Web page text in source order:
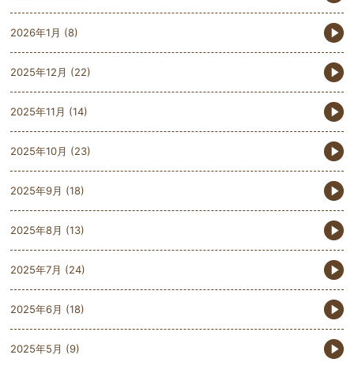
2026年1月 (8)
2025年12月 (22)
2025年11月 (14)
2025年10月 (23)
2025年9月 (18)
2025年8月 (13)
2025年7月 (24)
2025年6月 (18)
2025年5月 (9)